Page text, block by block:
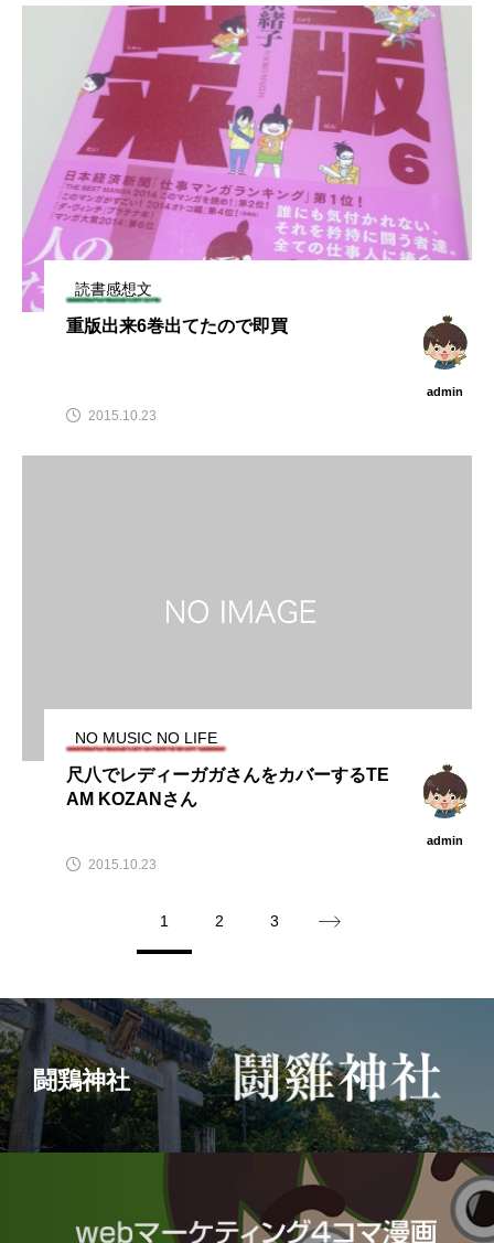
読書感想文
重版出来6巻出てたので即買
admin
2015.10.23
NO MUSIC NO LIFE
尺八でレディーガガさんをカバーするTE
AM KOZANさん
admin
2015.10.23
1 2 3
闘鶏神社